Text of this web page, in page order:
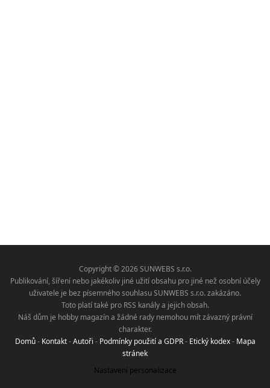
Copyright © 2026 SUNWEBS s.r.o.
Publikování, šíření nebo jakékoliv jiné užití obsahu pro jiné než osobní účely
uživatele je bez písemného souhlasu SUNWEBS s.r.o. zakázáno.
Toto platí také pro RSS kanály a jejich obsah.
Náš dům je hobby magazín a žádné rady nemohou mít závazný právní
charakter.
Domů- Kontakt-Autoři - Podmínky použití a GDPR- Etický kodex- Mapa
stránek
Nastavení personalizace